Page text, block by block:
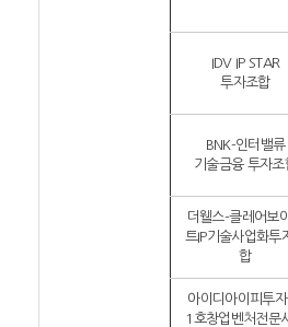
IDV IP STAR
투자조합
BNK-인터밸류
기술금융 투자조
더웰스-클레어보
트IP기술사업화투
합
아이디아이피투
1호창업벤처전문